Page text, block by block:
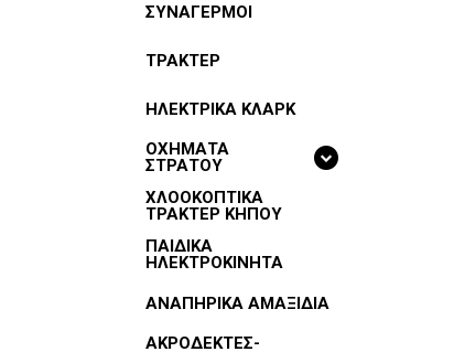
ΣΥΝΑΓΕΡΜΟΙ
ΤΡΑΚΤΕΡ
ΗΛΕΚΤΡΙΚΑ ΚΛΑΡΚ
ΟΧΗΜΑΤΑ
ΣΤΡΑΤΟΥ
ΧΛΟΟΚΟΠΤΙΚΑ
ΤΡΑΚΤΕΡ ΚΗΠΟΥ
ΠΑΙΔΙΚΑ
ΗΛΕΚΤΡΟΚΙΝΗΤΑ
ΑΝΑΠΗΡΙΚΑ ΑΜΑΞΙΔΙΑ
ΑΚΡΟΔΕΚΤΕΣ-